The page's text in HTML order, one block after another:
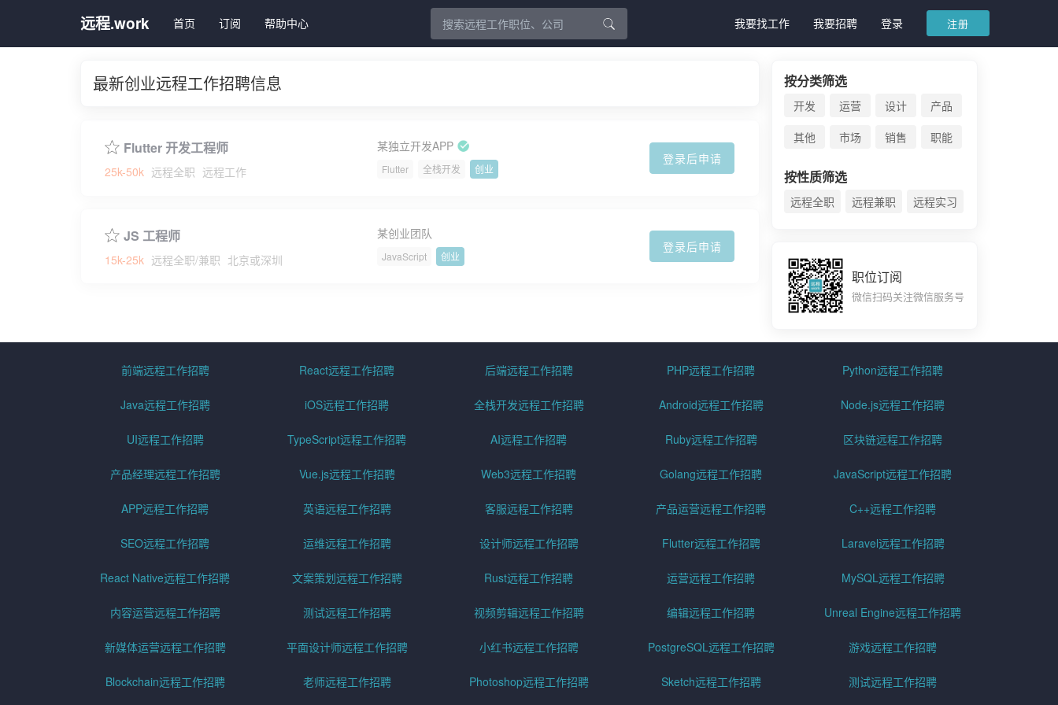
远程.work 首页 订阅 帮助中心 我要找工作 我要招聘 登录 注册
最新创业远程工作招聘信息
Flutter 开发工程师
25k-50k 远程全职 远程工作
某独立开发APP
Flutter 全栈开发 创业
登录后申请
JS 工程师
15k-25k 远程全职/兼职 北京或深圳
某创业团队
JavaScript 创业
登录后申请
按分类筛选
开发 运营 设计
产品
其他
市场 销售 职能
按性质筛选
远程全职 远程兼职 远程实习
职位订阅
微信扫码关注微信服务号
前端远程工作招聘 React远程工作招聘 后端远程工作招聘 PHP远程工作招聘 Python远程工作招聘
Java远程工作招聘 iOS远程工作招聘 全栈开发远程工作招聘 Android远程工作招聘 Node.js远程工作招聘
UI远程工作招聘 TypeScript远程工作招聘 AI远程工作招聘 Ruby远程工作招聘 区块链远程工作招聘
产品经理远程工作招聘 Vue.js远程工作招聘 Web3远程工作招聘 Golang远程工作招聘 JavaScript远程工作招聘
APP远程工作招聘 英语远程工作招聘 客服远程工作招聘 产品运营远程工作招聘 C++远程工作招聘
SEO远程工作招聘 运维远程工作招聘 设计师远程工作招聘 Flutter远程工作招聘 Laravel远程工作招聘
React Native远程工作招聘 文案策划远程工作招聘 Rust远程工作招聘 运营远程工作招聘 MySQL远程工作招聘
内容运营远程工作招聘 测试远程工作招聘 视频剪辑远程工作招聘 编辑远程工作招聘 Unreal Engine远程工作招聘
新媒体运营远程工作招聘 平面设计师远程工作招聘 小红书远程工作招聘 PostgreSQL远程工作招聘 游戏远程工作招聘
Blockchain远程工作招聘 老师远程工作招聘 Photoshop远程工作招聘 Sketch远程工作招聘 测试远程工作招聘